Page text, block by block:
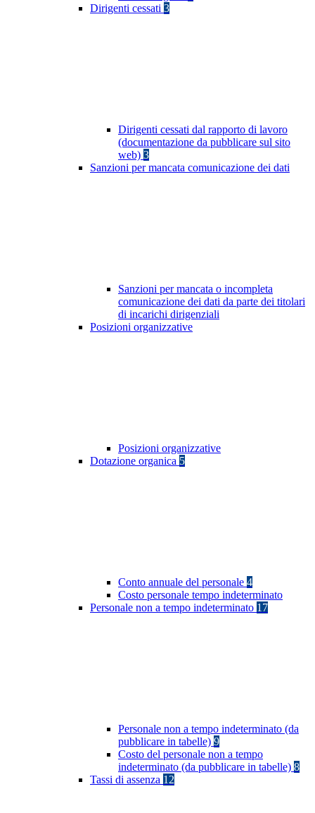
Dirigenti cessati 3
Dirigenti cessati dal rapporto di lavoro
(documentazione da pubblicare sul sito
web) 3
Sanzioni per mancata comunicazione dei dati
Sanzioni per mancata o incompleta
comunicazione dei dati da parte dei titolari
di incarichi dirigenziali
Posizioni organizzative
Posizioni organizzative
Dotazione organica 5
Conto annuale del personale 4
Costo personale tempo indeterminato
Personale non a tempo indeterminato 17
Personale non a tempo indeterminato (da
pubblicare in tabelle) 9
Costo del personale non a tempo
indeterminato (da pubblicare in tabelle) 8
Tassi di assenza 12